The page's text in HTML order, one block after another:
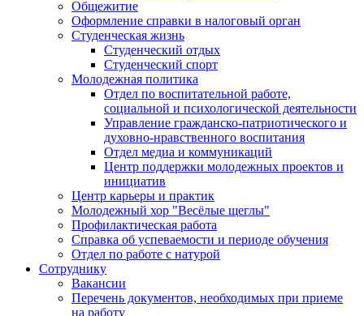
Общежитие
Оформление справки в налоговый орган
Студенческая жизнь
Студенческий отдых
Студенческий спорт
Молодежная политика
Отдел по воспитательной работе,
социальной и психологической деятельности
Управление гражданско-патриотического и
духовно-нравственного воспитания
Отдел медиа и коммуникаций
Центр поддержки молодежных проектов и
инициатив
Центр карьеры и практик
Молодежный хор "Весёлые щеглы"
Профилактическая работа
Справка об успеваемости и периоде обучения
Отдел по работе с натурой
Сотруднику
Вакансии
Перечень документов, необходимых при приеме
на работу